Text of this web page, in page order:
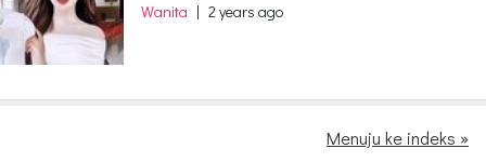
Wanita | 2 years ago
Menuju ke indeks »